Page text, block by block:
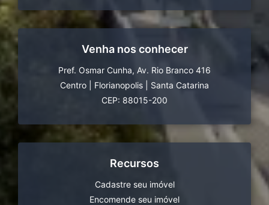
Venha nos conhecer
Pref. Osmar Cunha, Av. Rio Branco 416
Centro
Florianopolis
Santa Catarina
CEP: 88015-200
Recursos
Cadastre seu imóvel
Encomende seu imóvel